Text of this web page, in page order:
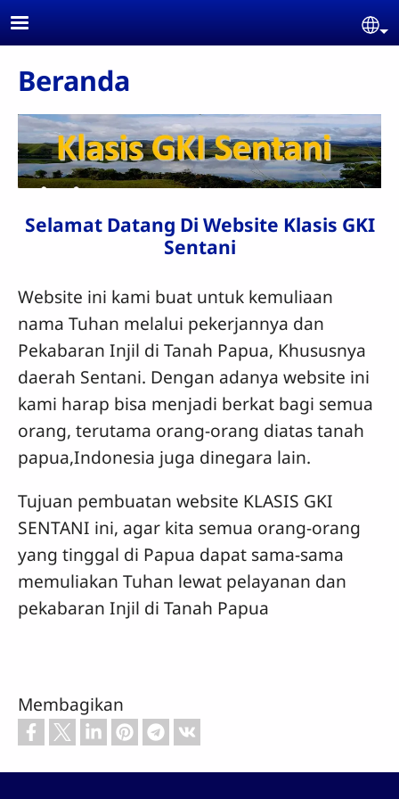
Skip to main content
Beranda
Selamat Datang Di Website Klasis GKI
Sentani
Website ini kami buat untuk kemuliaan
nama Tuhan melalui pekerjannya dan
Pekabaran Injil di Tanah Papua, Khususnya
daerah Sentani. Dengan adanya website ini
kami harap bisa menjadi berkat bagi semua
orang, terutama orang-orang diatas tanah
papua,Indonesia juga dinegara lain.
Tujuan pembuatan website KLASIS GKI
SENTANI ini, agar kita semua orang-orang
yang tinggal di Papua dapat sama-sama
memuliakan Tuhan lewat pelayanan dan
pekabaran Injil di Tanah Papua
Membagikan